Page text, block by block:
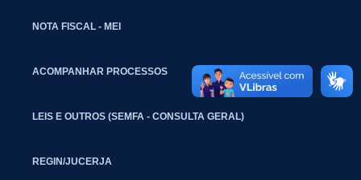
NOTA FISCAL - MEI
ACOMPANHAR PROCESSOS
LEIS E OUTROS (SEMFA - CONSULTA GERAL)
REGIN/JUCERJA